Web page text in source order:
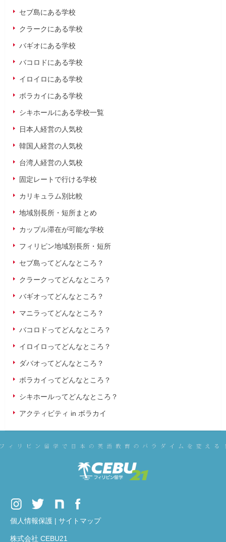
セブ島にある学校
クラークにある学校
バギオにある学校
バコロドにある学校
イロイロにある学校
ボラカイにある学校
シキホールにある学校一覧
日本人経営の人気校
韓国人経営の人気校
台湾人経営の人気校
固定レートで行ける学校
カリキュラム別比較
地域別長所・短所まとめ
カップル滞在が可能な学校
フィリピン地域別長所・短所
セブ島ってどんなところ？
クラークってどんなところ？
バギオってどんなところ？
マニラってどんなところ？
バコロドってどんなところ？
イロイロってどんなところ？
ダバオってどんなところ？
ボラカイってどんなところ？
シキホールってどんなところ？
アクティビティ in ボラカイ
個人情報保護 | サイトマップ
株式会社 CEBU21